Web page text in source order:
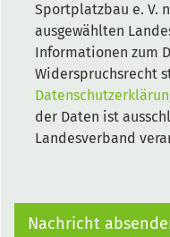
Sportplatzbau e. V.
ausgewählten
Informationen zum
Widerspruchsrecht
der Daten ist
Landesverband
Nachricht